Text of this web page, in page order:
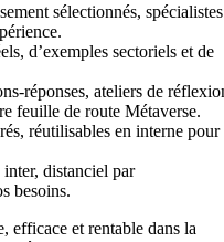
sélectionnés, spécialistes
d’exemples sectoriels et de
réponses, ateliers de
feuille de route Métaverse.
réutilisables en interne pour
distanciel par
besoins.
efficace et rentable dans la